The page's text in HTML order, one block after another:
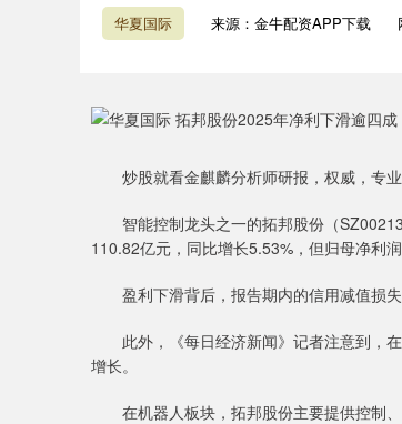
华夏国际 来源：金牛配资APP下载
炒股就看金麒麟分析师研报，权威，专业
智能控制龙头之一的拓邦股份（
110.82亿元，同比增长5.53%，但归母净利
盈利下滑背后，报告期内的信用减值损失
此外，《每日经济新闻》记者注意到，在
增长。
在机器人板块，拓邦股份主要提供控制、